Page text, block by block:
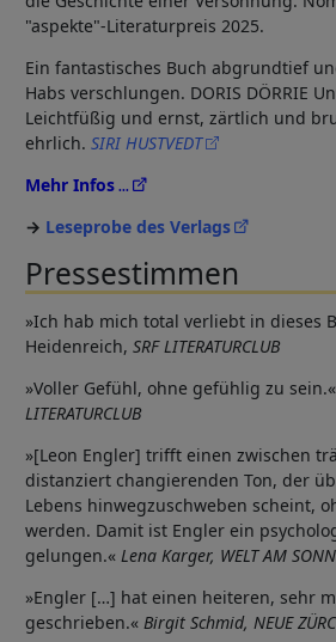
"aspekte"-Literaturpreis 2025.
Ein fantastisches Buch abgrundtief
Habs verschlungen. DORIS DÖRRIE
Leichtfüßig und ernst, zärtlich und
ehrlich. SIRI HUSTVEDT
Mehr Infos
Leseprobe des Verlags
Pressestimmen
»Ich hab mich total verliebt in dieses
Heidenreich, SRF LITERATURCLUB
»Voller Gefühl, ohne gefühlig zu sein.«
LITERATURCLUB
»[Leon Engler] trifft einen zwischen
distanziert changierenden Ton, der
Lebens hinwegzuschweben scheint,
werden. Damit ist Engler ein
gelungen.« Lena Karger, WELT AM
»Engler […] hat einen heiteren, sehr
geschrieben.« Birgit Schmid, NEUE